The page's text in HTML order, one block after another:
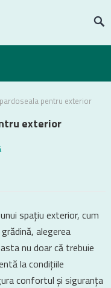
pentru exterior
exterior
spațiu exterior, cum
alegerea
nu doar că trebuie
la condițiile
confortul și siguranța